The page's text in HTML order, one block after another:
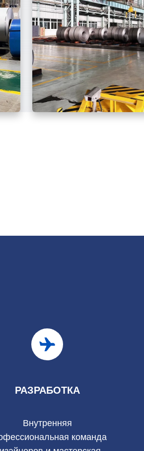
РАЗРАБОТКА
Внутренняя
команда